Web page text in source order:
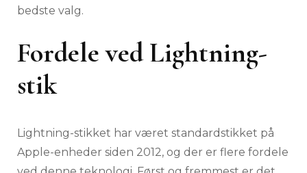
bedste valg.
Fordele ved Lightning-
stik
Lightning-stikket har været standardstikket på
Apple-enheder siden 2012, og der er flere fordele